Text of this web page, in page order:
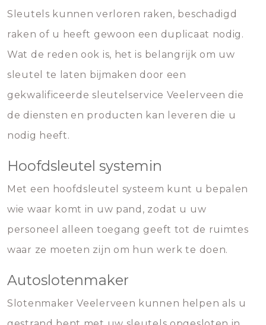
Sleutels kunnen verloren raken, beschadigd
raken of u heeft gewoon een duplicaat nodig.
Wat de reden ook is, het is belangrijk om uw
sleutel te laten bijmaken door een
gekwalificeerde sleutelservice Veelerveen die
de diensten en producten kan leveren die u
nodig heeft.
Hoofdsleutel systemin
Met een hoofdsleutel systeem kunt u bepalen
wie waar komt in uw pand, zodat u uw
personeel alleen toegang geeft tot de ruimtes
waar ze moeten zijn om hun werk te doen.
Autoslotenmaker
Slotenmaker Veelerveen kunnen helpen als u